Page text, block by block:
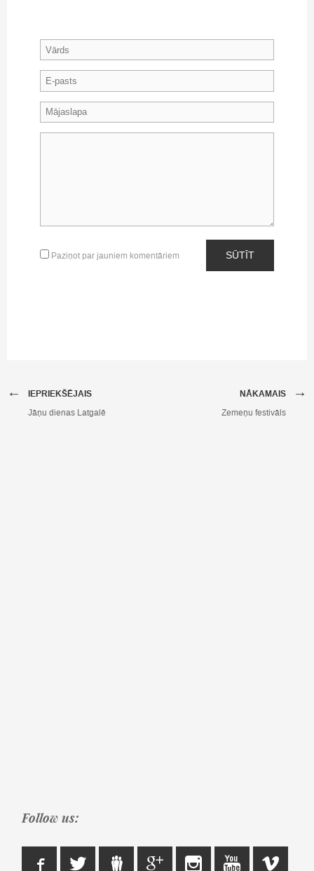
Paziņot par jauniem komentāriem SŪTĪT
IEPRIEKŠĒJAIS
←
Jāņu dienas Latgalē
NĀKAMAIS →
Zemeņu festivāls
Follow us: